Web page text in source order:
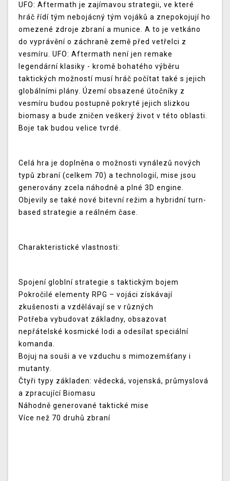
UFO: Aftermath je zajímavou strategii, ve které
hráč řídí tým nebojácný tým vojáků a znepokojují ho
omezené zdroje zbraní a munice. A to je vetkáno
do vyprávění o záchraně země před vetřelci z
vesmíru. UFO: Aftermath není jen remake
legendární klasiky - kromě bohatého výběru
taktických možností musí hráč počítat také s jejich
globálními plány. Území obsazené útočníky z
vesmíru budou postupně pokryté jejich slizkou
biomasy a bude zničen veškerý život v této oblasti.
Boje tak budou velice tvrdé.
Celá hra je doplněna o možnosti vynálezů nových
typů zbraní (celkem 70) a technologií, mise jsou
generovány zcela náhodně a plné 3D engine.
Objevily se také nové bitevní režim a hybridní turn-
based strategie a reálném čase.
Charakteristické vlastnosti:
Spojení globlní strategie s taktickým bojem
Pokročilé elementy RPG – vojáci získávají
zkušenosti a vzdělávají se v různých
Potřeba vybudovat základny, obsazovat
nepřátelské kosmické lodi a odesílat speciální
komanda.
Bojuj na souši a ve vzduchu s mimozemšťany i
mutanty.
Čtyři typy základen: vědecká, vojenská, průmyslová
a zpracující Biomasu
Náhodně generované taktické mise
Více než 70 druhů zbraní